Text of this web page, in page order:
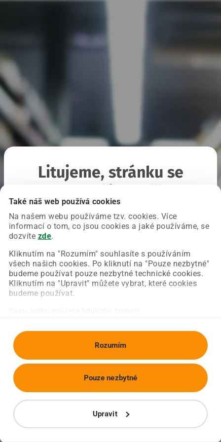
Také náš web používá cookies
Na našem webu používáme tzv. cookies. Více
informací o tom, co jsou cookies a jaké používáme, se
dozvíte zde.
Kliknutím na "Rozumím" souhlasíte s používáním
všech našich cookies. Po kliknutí na "Pouze nezbytné"
budeme používat pouze nezbytné technické cookies.
Kliknutím na "Upravit" můžete vybrat, které cookies
budeme používat.
Rozumím
Upravit
Pouze nezbytné
Litujeme, stránku se
Chyba nastala na naší straně a už ji opravujeme.
Zkuste prosím znovu načíst požadovanou stránku.
Obnovit stránku Úvodní strana